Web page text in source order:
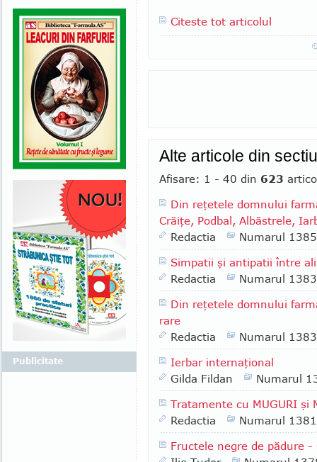
Citeste tot articolul
Alte articole din
Afisare: 1 - 40 din 623
Din reţetele domnului
Crăiţe, Podbal, Albăstrele,
Redactia
Numarul 1385
Simpatii şi antipatii între
Redactia
Numarul 1383
Din reţetele domnului
rare
Redactia
Numarul 1383
Ierbar internaţional
Gilda Fildan
Numarul
Tratamente cu MUGURI şi
Redactia
Numarul 1381
Fructele negre de pădure -
Publicitate